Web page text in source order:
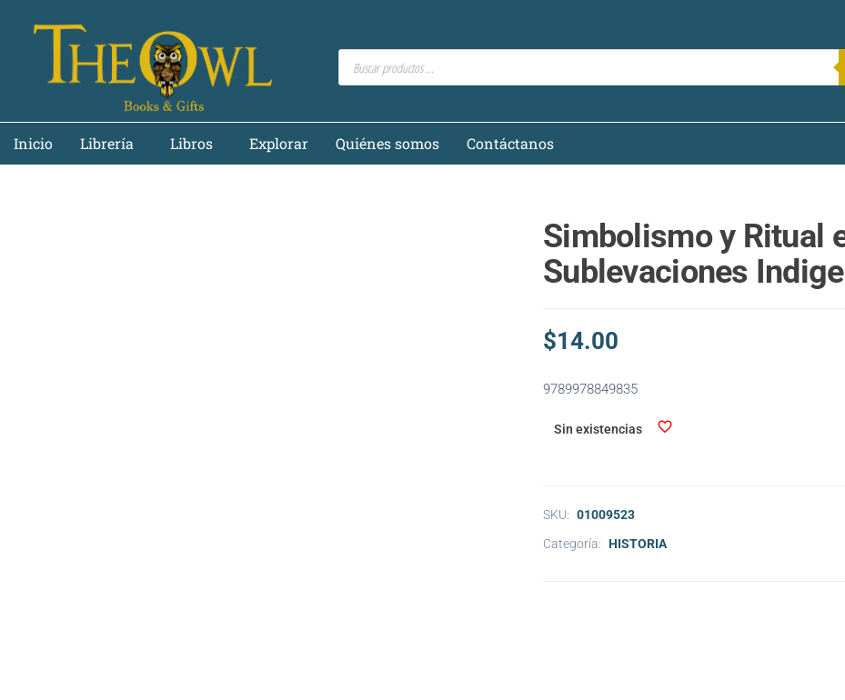
Inicio Librería Libros Explorar Quiénes somos Contáctanos
Simbolismo y Ritual
Sublevaciones
$14.00
9789978849835
Sin existencias
SKU: 01009523
Categoría: HISTORIA